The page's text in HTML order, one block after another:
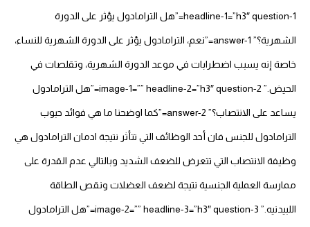
headline-1=”h3″ question-1=”هل الترامادول يؤثر على الدورة
الشهرية؟” answer-1=”نعم، الترامادول يؤثر على الدورة الشهرية للنساء،
خاصة إنه يسبب اضطرابات في موعد الدورة الشهرية، وتقلصات في
الحيض.” image-1=”” headline-2=”h3″ question-2=”هل الترامادول
يساعد على الانتصاب؟” answer-2=”كما اوضحنا ما هي فوائد حبوب
الترامادول للجنس فان أحد الوظائف التي تتأثر نتيجة ادمان الترامادول هي
وظيفة الانتصاب التي تتعرض للضعف الشديد وبالتالي عدم القدرة على
ممارسة العملية الجنسية نتيجة لضعف العضلات ونقص الطاقة
اللبيدنيه.” image-2=”” headline-3=”h3″ question-3=”هل الترامادول